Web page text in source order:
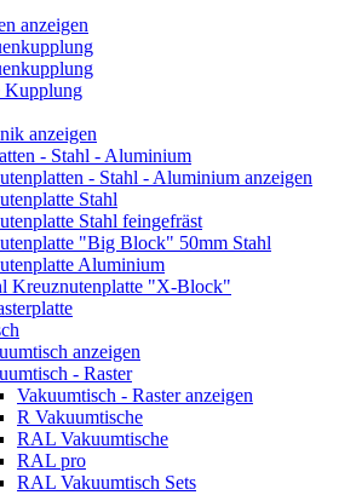
anzeigen
Kupplung
anzeigen
- Stahl - Aluminium
- Stahl - Aluminium anzeigen
Stahl
Stahl feingefräst
"Big Block" 50mm Stahl
Aluminium
Kreuznutenplatte "X-Block"
anzeigen
- Raster
Vakuumtisch - Raster anzeigen
R Vakuumtische
RAL Vakuumtische
RAL pro
RAL Vakuumtisch Sets